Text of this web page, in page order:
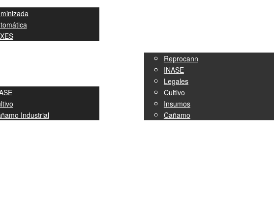
Reprocann
INASE
Legales
Cultivo
Insumos
Cañamo
Industrial